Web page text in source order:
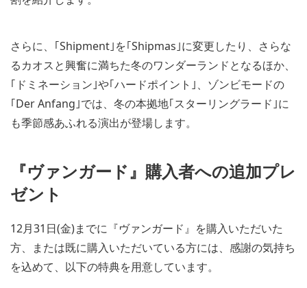
さらに、｢Shipment｣を｢Shipmas｣に変更したり、さらな
るカオスと興奮に満ちた冬のワンダーランドとなるほか、
｢ドミネーション｣や｢ハードポイント｣、ゾンビモードの
｢Der Anfang｣では、冬の本拠地｢スターリングラード｣に
も季節感あふれる演出が登場します。
『ヴァンガード』購入者への追加プレ
ゼント
12月31日(金)までに『ヴァンガード』を購入いただいた
方、または既に購入いただいている方には、感謝の気持ち
を込めて、以下の特典を用意しています。